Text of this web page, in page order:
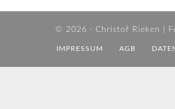
© 2026 · Christof Rieken |
IMPRESSUM AGB